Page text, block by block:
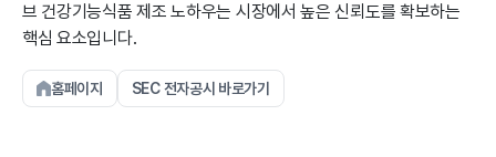
브 건강기능식품 제조 노하우는 시장에서 높은 신뢰도를 확보하는
핵심 요소입니다.
홈페이지 SEC 전자공시 바로가기